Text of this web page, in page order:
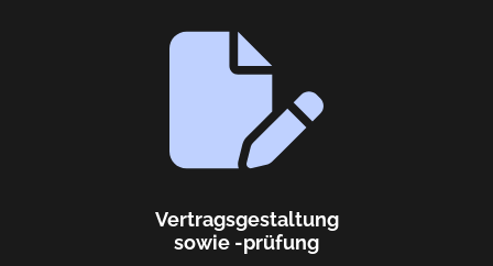
Vertragsgestaltung
sowie -prüfung